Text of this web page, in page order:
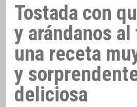
Tostada con
y arándanos
una receta
y
deliciosa